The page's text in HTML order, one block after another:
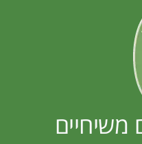
משיחיים